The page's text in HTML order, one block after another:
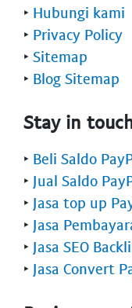
‣ Hubungi kami
‣ Privacy Policy
‣ Sitemap
‣ Blog Sitemap
Stay in
‣ Beli Saldo
‣ Jual Saldo
‣ Jasa top up
‣ Jasa
‣ Jasa SEO
‣ Jasa Convert